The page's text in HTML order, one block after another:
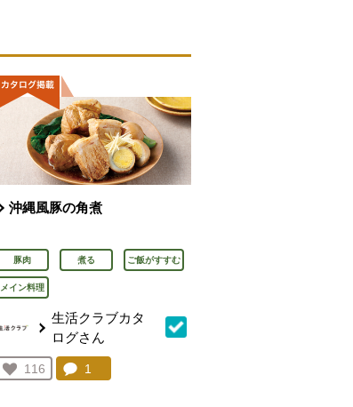
沖縄風豚の角煮
豚肉 煮る ご飯がすすむ
メイン料理
生活クラブカタ
ログさん
お気に入り登録：
116
人が登録
コメント：
1